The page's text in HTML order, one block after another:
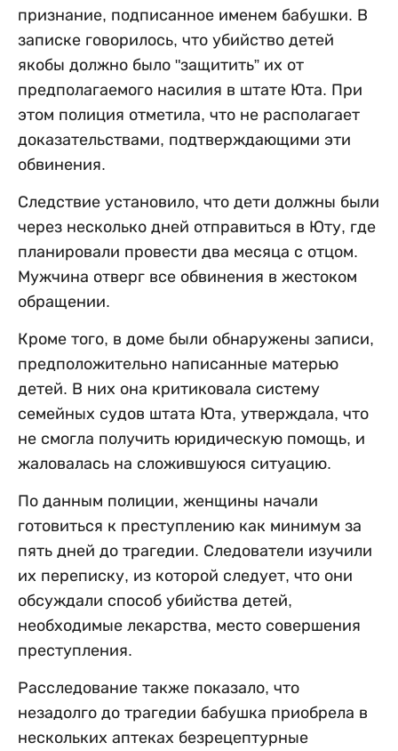
признание, подписанное именем бабушки. В
записке говорилось, что убийство детей
якобы должно было "защитить” их от
предполагаемого насилия в штате Юта. При
этом полиция отметила, что не располагает
доказательствами, подтверждающими эти
обвинения.
Следствие установило, что дети должны были
через несколько дней отправиться в Юту, где
планировали провести два месяца с отцом.
Мужчина отверг все обвинения в жестоком
обращении.
Кроме того, в доме были обнаружены записи,
предположительно написанные матерью
детей. В них она критиковала систему
семейных судов штата Юта, утверждала, что
не смогла получить юридическую помощь, и
жаловалась на сложившуюся ситуацию.
По данным полиции, женщины начали
готовиться к преступлению как минимум за
пять дней до трагедии. Следователи изучили
их переписку, из которой следует, что они
обсуждали способ убийства детей,
необходимые лекарства, место совершения
преступления.
Расследование также показало, что
незадолго до трагедии бабушка приобрела в
нескольких аптеках безрецептурные